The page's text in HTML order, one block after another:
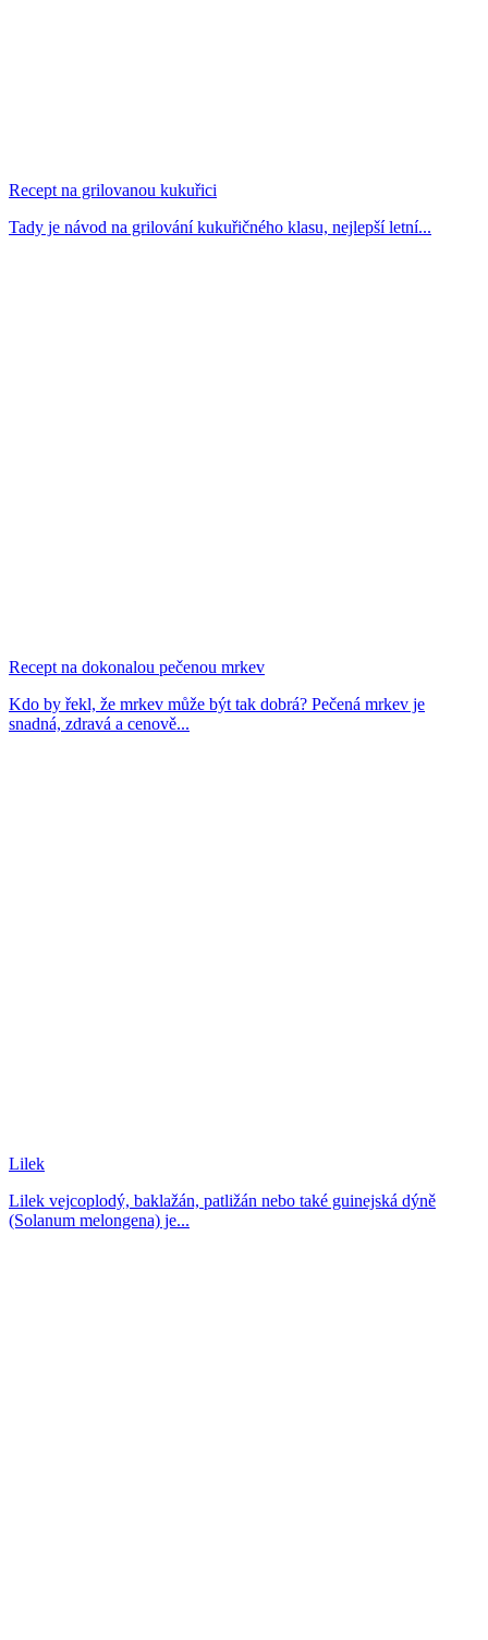
Recept na grilovanou kukuřici
Tady je návod na grilování kukuřičného klasu, nejlepší letní...
Recept na dokonalou pečenou mrkev
Kdo by řekl, že mrkev může být tak dobrá? Pečená mrkev je
snadná, zdravá a cenově...
Lilek
Lilek vejcoplodý, baklažán, patližán nebo také guinejská dýně
(Solanum melongena) je...